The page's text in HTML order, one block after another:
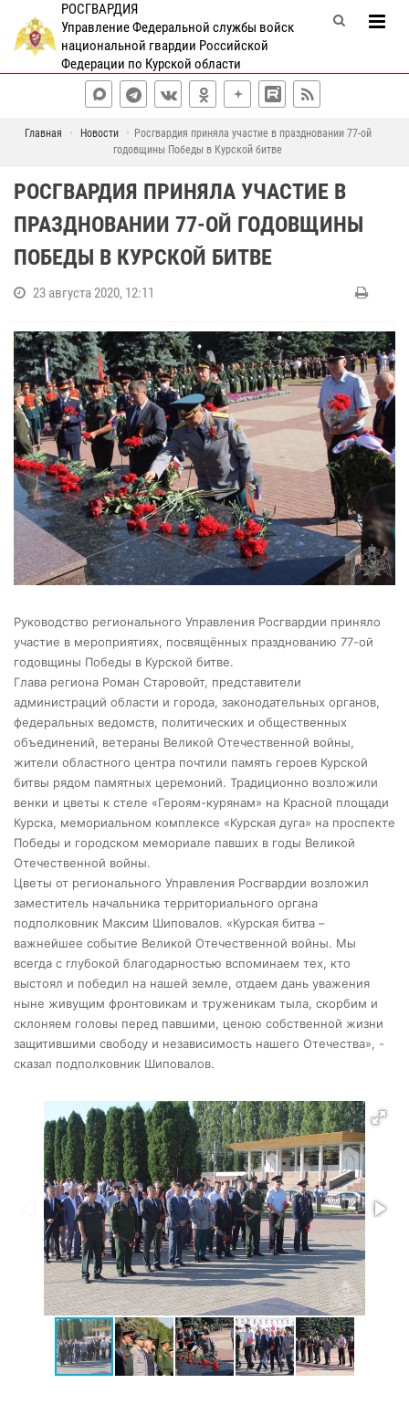
РОСГВАРДИЯ
Управление Федеральной службы войск
национальной гвардии Российской
Федерации по Курской области
Главная Новости
Росгвардия приняла участие в праздновании 77-ой
годовщины Победы в Курской битве
РОСГВАРДИЯ ПРИНЯЛА УЧАСТИЕ В
ПРАЗДНОВАНИИ 77-ОЙ ГОДОВЩИНЫ
ПОБЕДЫ В КУРСКОЙ БИТВЕ
23 августа 2020, 12:11
Руководство регионального Управления Росгвардии приняло
участие в мероприятиях, посвящённых празднованию 77-ой
годовщины Победы в Курской битве.
Глава региона Роман Старовойт, представители
администраций области и города, законодательных органов,
федеральных ведомств, политических и общественных
объединений, ветераны Великой Отечественной войны,
жители областного центра почтили память героев Курской
битвы рядом памятных церемоний. Традиционно возложили
венки и цветы к стеле «Героям-курянам» на Красной площади
Курска, мемориальном комплексе «Курская дуга» на проспекте
Победы и городском мемориале павших в годы Великой
Отечественной войны.
Цветы от регионального Управления Росгвардии возложил
заместитель начальника территориального органа
подполковник Максим Шиповалов. «Курская битва –
важнейшее событие Великой Отечественной войны. Мы
всегда с глубокой благодарностью вспоминаем тех, кто
выстоял и победил на нашей земле, отдаем дань уважения
ныне живущим фронтовикам и труженикам тыла, скорбим и
склоняем головы перед павшими, ценою собственной жизни
защитившими свободу и независимость нашего Отечества», -
сказал подполковник Шиповалов.